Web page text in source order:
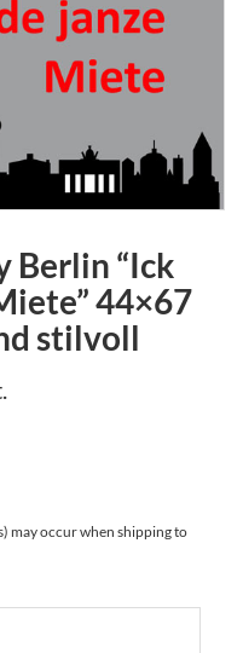
Berlin “Ick
44×67
stilvoll
may occur when shipping to